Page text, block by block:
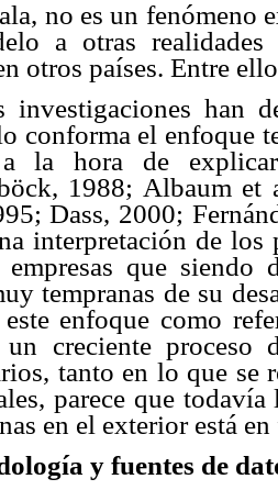
no es un fenómeno
a otras
otros países. Entre
investigaciones han
conforma el enfoque
la hora de
1988; Albaum
Dass, 2000;
interpretación de
empresas que siendo
tempranas de su
enfoque como
un creciente proceso
tanto en lo que se
parece que
en el exterior está
y fuentes de